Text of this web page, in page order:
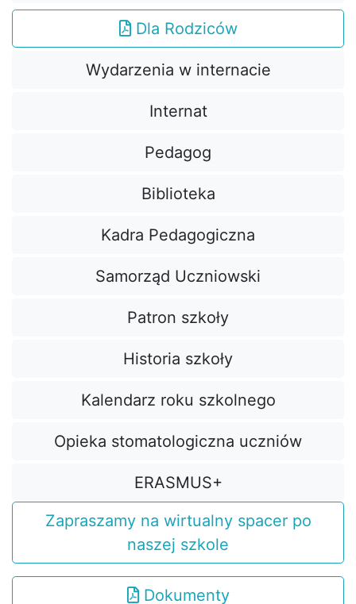
Dla Rodziców
Wydarzenia w internacie
Internat
Pedagog
Biblioteka
Kadra Pedagogiczna
Samorząd Uczniowski
Patron szkoły
Historia szkoły
Kalendarz roku szkolnego
Opieka stomatologiczna uczniów
ERASMUS+
Zapraszamy na wirtualny spacer po
naszej szkole
Dokumenty